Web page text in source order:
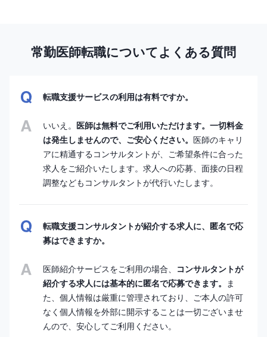
常勤医師転職についてよくある質問
転職支援サービスの利用は有料ですか。
いいえ。 医師は無料でご利用いただけます。一切料金
は発生しませんので、ご安心ください。 医師のキャリ
アに精通するコンサルタントが、ご希望条件に合った
求人をご紹介いたします。求人への応募、面接の日程
調整などもコンサルタントが代行いたします。
転職支援コンサルタントが紹介する求人に、匿名で応
募はできますか。
医師紹介サービスをご利用の場合、
コンサルタントが
紹介する求人には基本的に匿名で応募できます。 ま
た、個人情報は厳重に管理されており、ご本人の許可
なく個人情報を外部に開示することは一切ございませ
んので、安心してご利用ください。